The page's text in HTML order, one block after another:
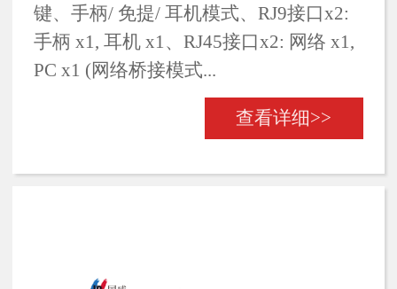
键、手柄/ 免提/ 耳机模式、RJ9接口x2:
手柄 x1, 耳机 x1、RJ45接口x2: 网络 x1,
PC x1 (网络桥接模式...
查看详细>>